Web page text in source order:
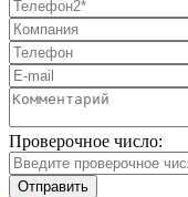
Проверочное число: